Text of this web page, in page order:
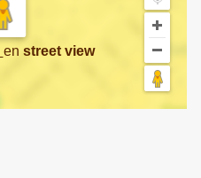
en street view